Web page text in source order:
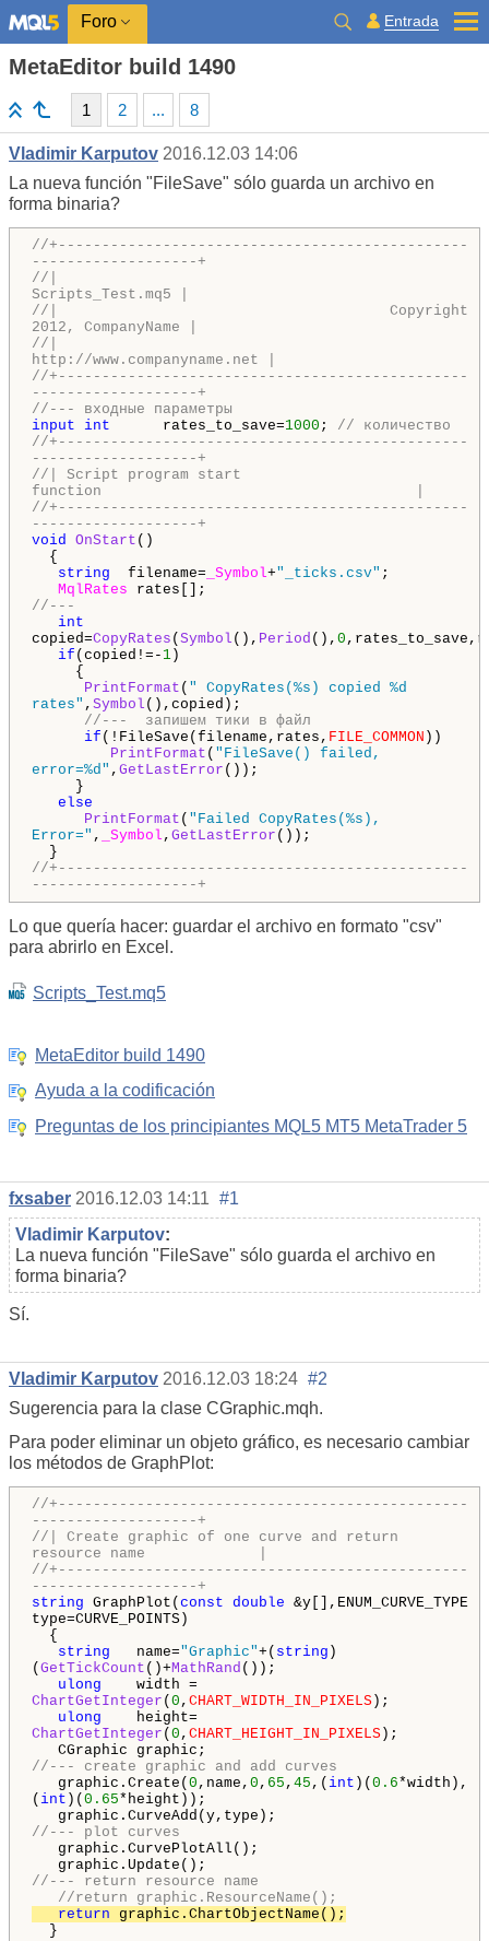
Foro Entrada
MetaEditor build 1490
1 2 ... 8
Vladimir Karputov 2016.12.03 14:06
La nueva función "FileSave" sólo guarda un archivo en
forma binaria?
//+-----------------------------------------------
-------------------+
//|
Scripts_Test.mq5 |
//| Copyright
2012, CompanyName |
//|
http://www.companyname.net |
//+-----------------------------------------------
-------------------+
//--- входные параметры
input
int rates_to_save=1000 ; // количество
//+-----------------------------------------------
-------------------+
//| Script program start
function |
//+-----------------------------------------------
-------------------+
void OnStart ()
{
string filename= _Symbol+"_ticks.csv" ;
MqlRates rates[];
//---
int
copied=CopyRates ( Symbol (), Period (), 0
if (copied!=- 1 )
{
PrintFormat ( " CopyRates(%s) copied %d
rates" , Symbol (),copied);
//--- запишем тики в файл
if (!FileSave(filename,rates, FILE_COMMON ))
PrintFormat ( "FileSave() failed,
error=%d" , GetLastError ());
}
else
PrintFormat ( "Failed CopyRates(%s),
Error=" , _Symbol , GetLastError ());
}
//+-----------------------------------------------
-------------------+
Lo que quería hacer: guardar el archivo en formato "csv"
para abrirlo en Excel.
Scripts_Test.mq5
MetaEditor build 1490
Ayuda a la codificación
Preguntas de los principiantes MQL5 MT5 MetaTrader 5
fxsaber 2016.12.03 14:11 #1
Vladimir Karputov:
La nueva función "FileSave" sólo guarda el archivo en
forma binaria?
Sí.
Vladimir Karputov 2016.12.03 18:24 #2
Sugerencia para la clase CGraphic.mqh.
Para poder eliminar un objeto gráfico, es necesario cambiar
los métodos de GraphPlot:
//+-----------------------------------------------
-------------------+
//| Create graphic of one curve and return
resource name |
//+-----------------------------------------------
-------------------+
string GraphPlot( const double &y[],ENUM_CURVE_TYPE
type=CURVE_POINTS)
{
string name="Graphic"+( string )
( GetTickCount ()+MathRand ());
ulong width =
ChartGetInteger ( 0 , CHART_WIDTH_IN_PIXELS );
ulong height=
ChartGetInteger ( 0 , CHART_HEIGHT_IN_PIXELS );
CGraphic graphic;
//--- create graphic and add curves
graphic.Create( 0 ,name, 0 , 65 , 45 ,( int )( 0.6*width),
( int )( 0.65*height));
graphic.CurveAdd(y,type);
//--- plot curves
graphic.CurvePlotAll();
graphic.Update();
//--- return resource name
//return graphic.ResourceName();
return graphic.ChartObjectName();
}